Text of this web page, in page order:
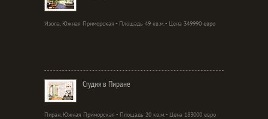
Изола, Южная Приморская - Площадь 49 кв.м. - Цена 349990 евро
Студия в Пиране
Пиран, Южная Приморская - Площадь 20 кв.м. - Цена 183000 евро